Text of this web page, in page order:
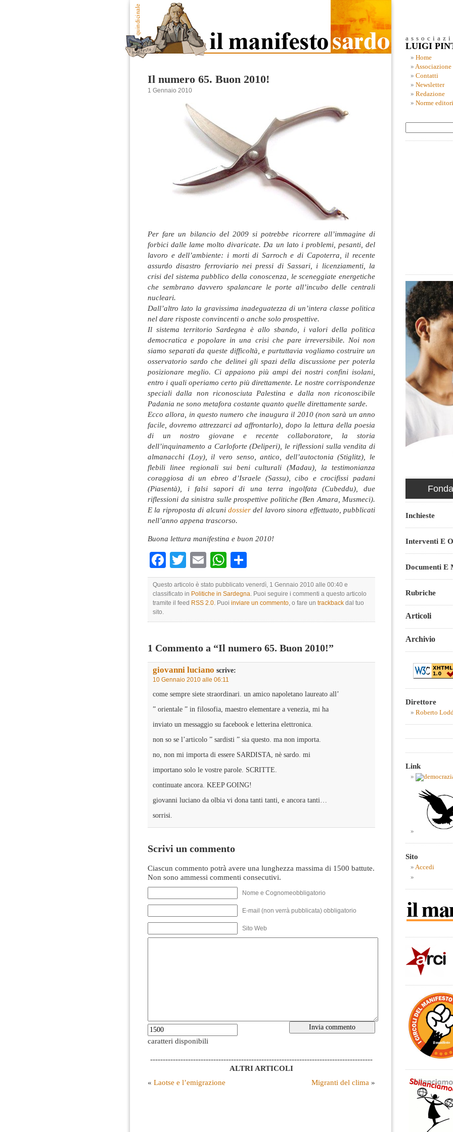
Il numero 65. Buon 2010!
1 Gennaio 2010
Per fare un bilancio del 2009 si potrebbe ricorrere all’immagine di
forbici dalle lame molto divaricate. Da un lato i problemi, pesanti, del
lavoro e dell’ambiente: i morti di Sarroch e di Capoterra, il recente
assurdo disastro ferroviario nei pressi di Sassari, i licenziamenti, la
crisi del sistema pubblico della conoscenza, le sceneggiate energetiche
che sembrano davvero spalancare le porte all’incubo delle centrali
nucleari.
Dall’altro lato la gravissima inadeguatezza di un’intera classe politica
nel dare risposte convincenti o anche solo prospettive.
Il sistema territorio Sardegna è allo sbando, i valori della politica
democratica e popolare in una crisi che pare irreversibile. Noi non
siamo separati da queste difficoltà, e purtuttavia vogliamo costruire un
osservatorio sardo che delinei gli spazi della discussione per poterla
posizionare meglio. Ci appaiono più ampi dei nostri confini isolani,
entro i quali operiamo certo più direttamente. Le nostre corrispondenze
speciali dalla non riconosciuta Palestina e dalla non riconoscibile
Padania ne sono metafora costante quanto quelle direttamente sarde.
Ecco allora, in questo numero che inaugura il 2010 (non sarà un anno
facile, dovremo attrezzarci ad affrontarlo), dopo la lettura della poesia
di un nostro giovane e recente collaboratore, la storia
dell’inquinamento a Carloforte (Deliperi), le riflessioni sulla vendita di
almanacchi (Loy), il vero senso, antico, dell’autoctonia (Stiglitz), le
flebili linee regionali sui beni culturali (Madau), la testimonianza
coraggiosa di un ebreo d’Israele (Sassu), cibo e crocifissi padani
(Piasentà), i falsi sapori di una terra ingolfata (Cubeddu), due
riflessioni da sinistra sulle prospettive politiche (Ben Amara, Musmeci).
E la riproposta di alcuni dossierdel lavoro sinora effettuato, pubblicati
nell’anno appena trascorso.
Buona lettura manifestina e buon 2010!
Facebook
TwitterEmailWhatsApp
Questo articolo è stato pubblicato venerdì, 1 Gennaio 2010 alle 00:40 e
classificato in Politiche in Sardegna. Puoi seguire i commenti a questo articolo
tramite il feed RSS 2.0. Puoi inviare un commento, o fare un trackback dal tuo
sito.
1 Commento a “Il numero 65. Buon 2010!”
giovanni luciano scrive:
10 Gennaio 2010 alle 06:11
come sempre siete straordinari. un amico napoletano laureato all’
” orientale ” in filosofia, maestro elementare a venezia, mi ha
inviato un messaggio su facebook e letterina elettronica.
non so se l’articolo ” sardisti ” sia questo. ma non importa.
no, non mi importa di essere SARDISTA, nè sardo. mi
importano solo le vostre parole. SCRITTE.
continuate ancora. KEEP GOING!
giovanni luciano da olbia vi dona tanti tanti, e ancora tanti…
sorrisi.
Scrivi un commento
Ciascun commento potrà avere una lunghezza massima di 1500 battute.
Non sono ammessi commenti consecutivi.
Nome e Cognomeobbligatorio
E-mail (non verrà pubblicata) obbligatorio
Sito Web
caratteri disponibili
----------------------------------------------------------------------------------------
ALTRI ARTICOLI
« Laotse e l’emigrazione Migranti del clima »
LUIGI
Home
Associazione
Contatti
Newsletter
Redazione
Norme
Inchieste
Interventi E
Documenti E
Rubriche
Articoli
Archivio
Direttore
Roberto
Link
Sito
Accedi